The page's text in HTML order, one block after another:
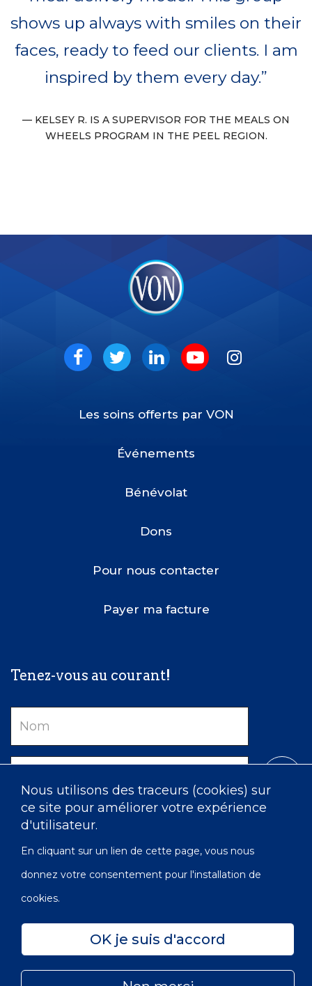
Nous utilisons des traceurs (cookies) sur
ce site pour améliorer votre expérience
d'utilisateur.
En cliquant sur un lien de cette page, vous nous
donnez votre consentement pour l'installation de
cookies.
OK je suis d'accord
shows up always with smiles on their
faces, ready to feed our clients. I am
inspired by them every day.
KELSEY R. IS A SUPERVISOR FOR THE MEALS ON
WHEELS PROGRAM IN THE PEEL REGION.
Social
Les soins offerts par VON
Événements
Bénévolat
Dons
Pour nous contacter
Payer ma facture
Tenez-vous au courant!
Nom
Courriel
Subfooter
Confidentialité Accessibilité Carte du site
© 2022 Les Infirmières de l’Ordre de Victoria du Canada |
No OBE: 129 482 493 RR0001